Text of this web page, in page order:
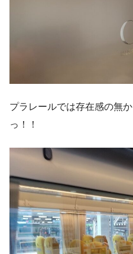
プラレールでは存在感の無
っ！！